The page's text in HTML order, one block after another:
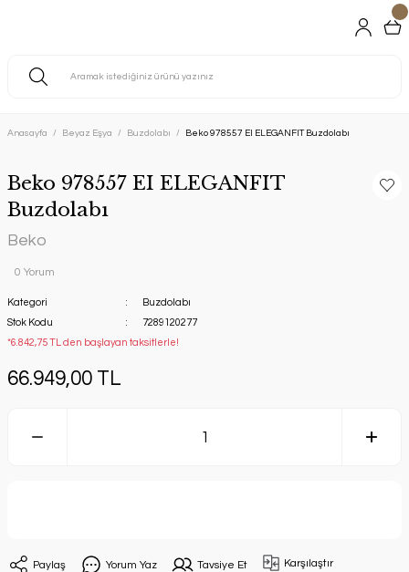
Anasayfa Beyaz Eşya Buzdolabı Beko 978557 EI ELEGANFIT Buzdolabı
Beko 978557 EI ELEGANFIT
Buzdolabı
Beko
0 Yorum
Kategori
Buzdolabı
Stok Kodu
7289120277
*6.842,75 TL den başlayan taksitlerle!
66.949,00 TL
Paylaş Yorum Yaz Tavsiye Et Karşılaştır